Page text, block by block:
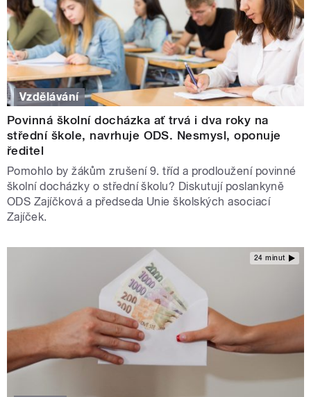
Vzdělávání
Povinná školní docházka ať trvá i dva roky na
střední škole, navrhuje ODS. Nesmysl, oponuje
ředitel
Pomohlo by žákům zrušení 9. tříd a prodloužení povinné
školní docházky o střední školu? Diskutují poslankyně
ODS Zajíčková a předseda Unie školských asociací
Zajíček.
24 minut